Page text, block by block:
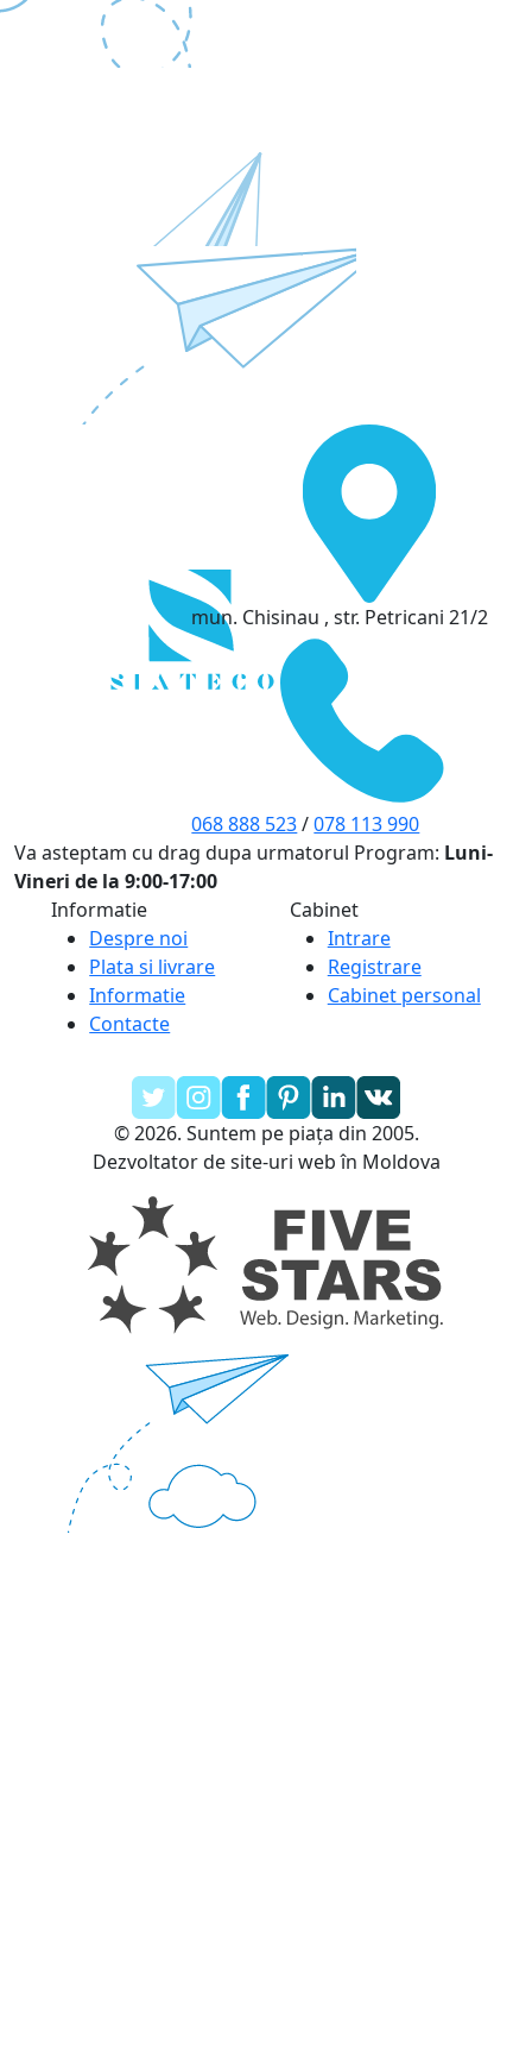
mun. Chisinau , str. Petricani 21/2
068 888 523/078 113 990
Va asteptam cu drag dupa urmatorul Program: Luni-
Vineri de la 9:00-17:00
Informatie
Despre noi
Plata si livrare
Informatie
Contacte
Cabinet
Intrare
Registrare
Cabinet personal
© 2026. Suntem pe piața din 2005.
Dezvoltator de site-uri web în Moldova